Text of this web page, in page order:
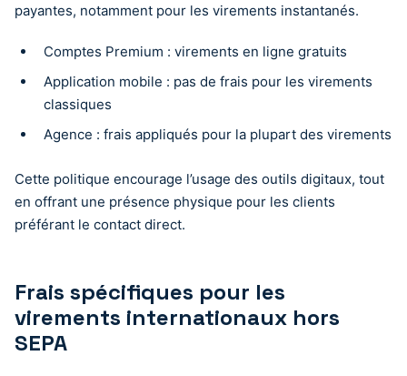
payantes, notamment pour les virements instantanés.
Comptes Premium : virements en ligne gratuits
Application mobile : pas de frais pour les virements
classiques
Agence : frais appliqués pour la plupart des virements
Cette politique encourage l’usage des outils digitaux, tout
en offrant une présence physique pour les clients
préférant le contact direct.
Frais spécifiques pour les
virements internationaux hors
SEPA